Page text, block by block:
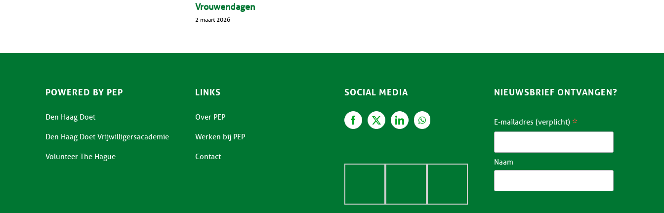
Vrouwendagen
2 maart 2026
POWERED BY PEP
Den Haag Doet
Den Haag Doet Vrijwilligersacademie
Volunteer The Hague
LINKS
Over PEP
Werken bij PEP
Contact
SOCIAL MEDIA NIEUWSBRIEF ONTVANGEN?
E-mailadres (verplicht) *
Naam